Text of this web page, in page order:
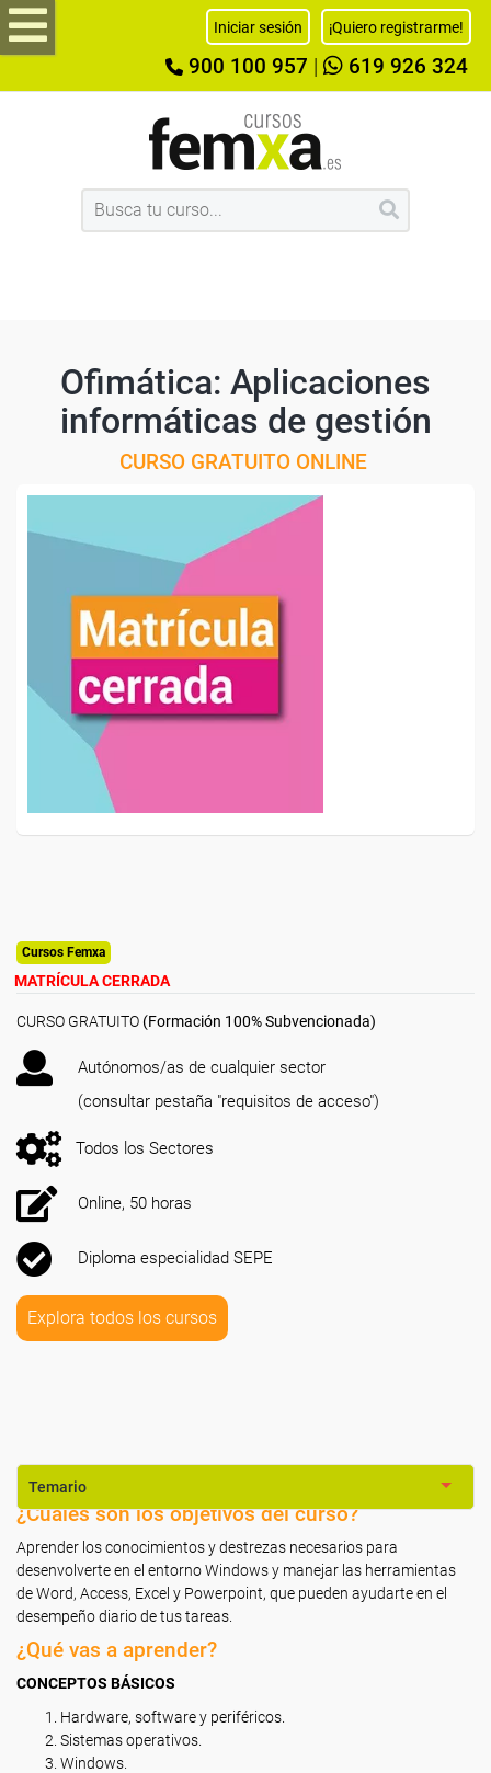
Iniciar sesión ¡Quiero registrarme!
900 100 957 619 926 324
Ofimática: Aplicaciones
informáticas de gestión
CURSO GRATUITO ONLINE
Cursos Femxa
MATRÍCULA CERRADA
CURSO GRATUITO (Formación 100% Subvencionada)
Autónomos/as de cualquier sector
(consultar pestaña "requisitos de acceso")
Todos los Sectores
Online, 50 horas
Diploma especialidad SEPE
Explora todos los cursos
Temario
¿Cuáles son los objetivos del curso?
Aprender los conocimientos y destrezas necesarios para
desenvolverte en el entorno Windows y manejar las herramientas
de Word, Access, Excel y Powerpoint, que pueden ayudarte en el
desempeño diario de tus tareas.
¿Qué vas a aprender?
CONCEPTOS BÁSICOS
Hardware, software y periféricos.
Sistemas operativos.
Windows.